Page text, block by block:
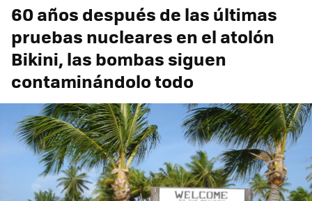
60 años después de las últimas
pruebas nucleares en el atolón
Bikini, las bombas siguen
contaminándolo todo